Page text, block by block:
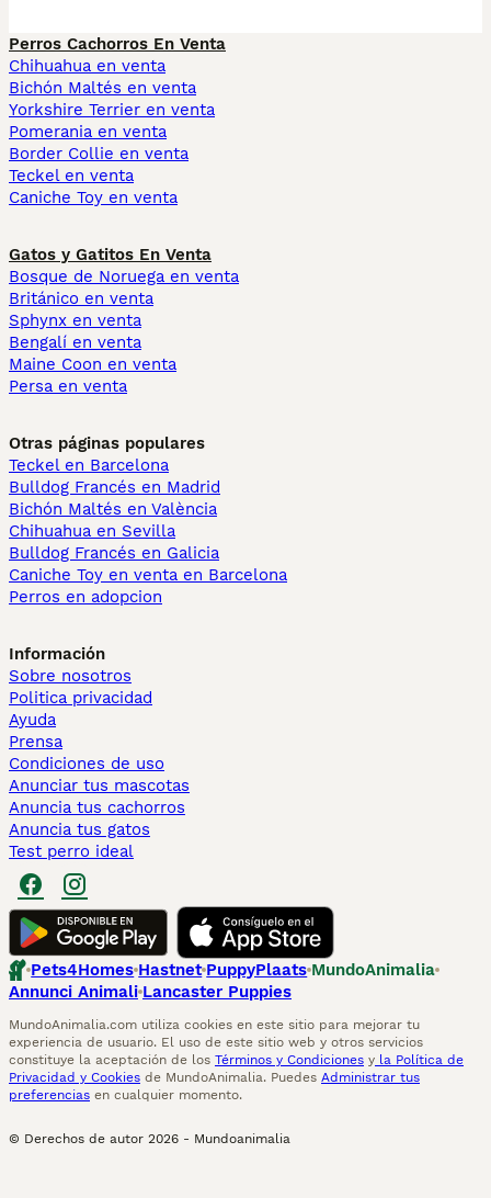
Perros Cachorros En Venta
Chihuahua en venta
Bichón Maltés en venta
Yorkshire Terrier en venta
Pomerania en venta
Border Collie en venta
Teckel en venta
Caniche Toy en venta
Gatos y Gatitos En Venta
Bosque de Noruega en venta
Británico en venta
Sphynx en venta
Bengalí en venta
Maine Coon en venta
Persa en venta
Otras páginas populares
Teckel en Barcelona
Bulldog Francés en Madrid
Bichón Maltés en València
Chihuahua en Sevilla
Bulldog Francés en Galicia
Caniche Toy en venta en Barcelona
Perros en adopcion
Información
Sobre nosotros
Politica privacidad
Ayuda
Prensa
Condiciones de uso
Anunciar tus mascotas
Anuncia tus cachorros
Anuncia tus gatos
Test perro ideal
Pets4Homes Hastnet PuppyPlaats MundoAnimalia
Annunci Animali Lancaster Puppies
MundoAnimalia.com utiliza cookies en este sitio para mejorar tu
experiencia de usuario. El uso de este sitio web y otros servicios
constituye la aceptación de los Términos y Condiciones y la Política de
Privacidad y Cookies de MundoAnimalia. Puedes Administrar tus
preferencias en cualquier momento.
© Derechos de autor 2026 - Mundoanimalia